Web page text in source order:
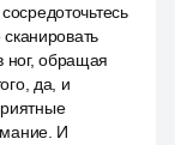
ног, обращая
да, и
И